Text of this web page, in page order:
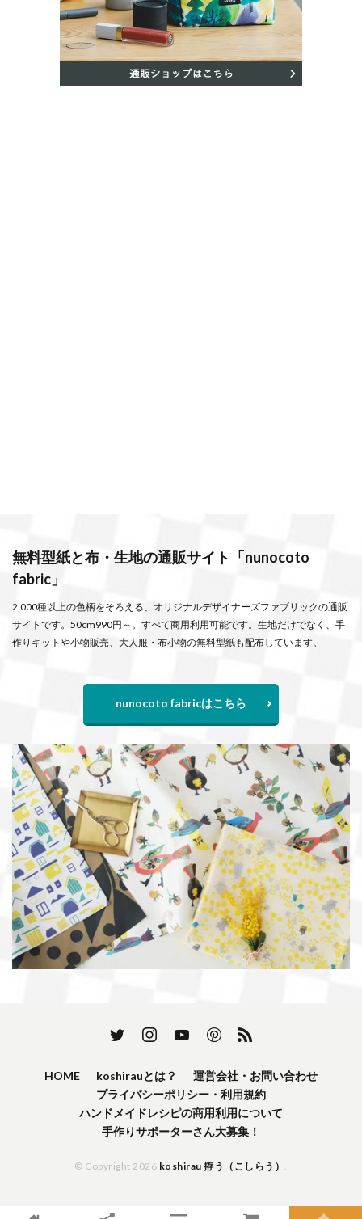
無料型紙と布・生地の通販サイト「nunocoto
fabric」
2,000種以上の色柄をそろえる、オリジナルデザイナーズファブリックの通販
サイトです。50cm990円～。すべて商用利用可能です。生地だけでなく、手
作りキットや小物販売、大人服・布小物の無料型紙も配布しています。
nunocoto fabricはこちら
HOME koshirauとは？
運営会社・お問い合わせ
プライバシーポリシー・利用規約
ハンドメイドレシピの商用利用について
手作りサポーターさん大募集！
© Copyright 2026 koshirau 拵う（こしらう）